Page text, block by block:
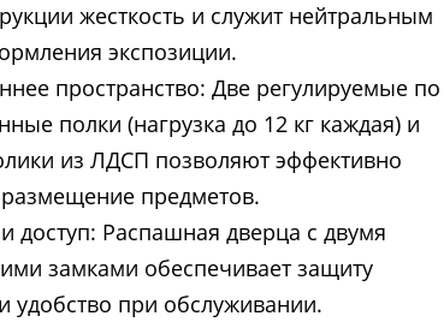
жесткость и служит нейтральным
экспозиции.
пространство: Две регулируемые по
полки (нагрузка до 12 кг каждая) и
из ЛДСП позволяют эффективно
предметов.
доступ: Распашная дверца с двумя
замками обеспечивает защиту
удобство при обслуживании.